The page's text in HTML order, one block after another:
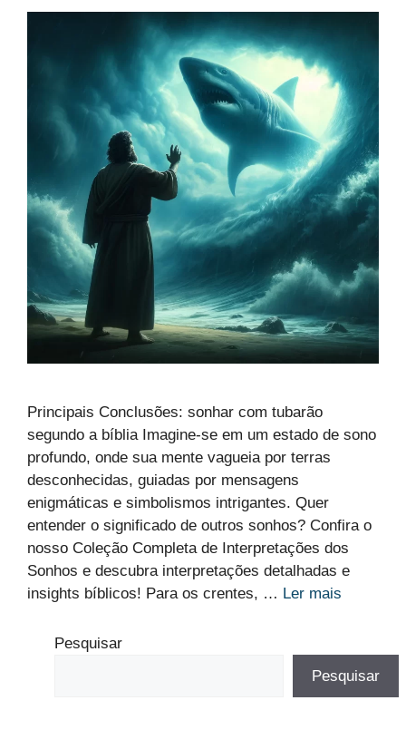
Principais Conclusões: sonhar com tubarão
segundo a bíblia Imagine-se em um estado de sono
profundo, onde sua mente vagueia por terras
desconhecidas, guiadas por mensagens
enigmáticas e simbolismos intrigantes. Quer
entender o significado de outros sonhos? Confira o
nosso Coleção Completa de Interpretações dos
Sonhos e descubra interpretações detalhadas e
insights bíblicos! Para os crentes, … Ler mais
Pesquisar
Pesquisar